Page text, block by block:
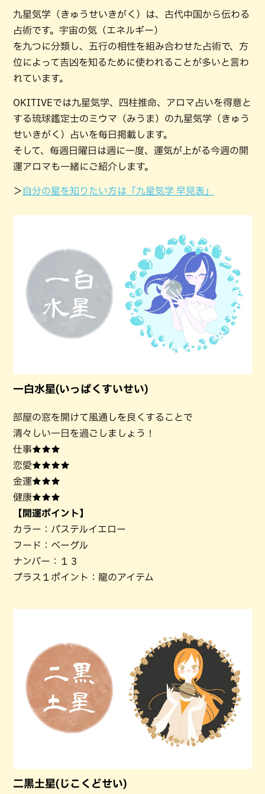
九星気学（きゅうせいきがく）は、古代中国から伝わる
占術です。宇宙の気（エネルギー）
を九つに分類し、五行の相性を組み合わせた占術で、方
位によって吉凶を知るために使われることが多いと言わ
れています。
OKITIVEでは九星気学、四柱推命、アロマ占いを得意と
する琉球鑑定士のミウマ（みうま）の九星気学（きゅう
せいきがく）占いを毎日掲載します。
そして、毎週日曜日は週に一度、運気が上がる今週の開
運アロマも一緒にご紹介します。
＞ 自分の星を知りたい方は「九星気学 早見表」
一白水星(いっぱくすいせい)
部屋の窓を開けて風通しを良くすることで
清々しい一日を過ごしましょう！
仕事★★★
恋愛★★★★
金運★★★
健康★★★
【開運ポイント】
カラー：パステルイエロー
フード：ベーグル
ナンバー：１３
プラス１ポイント：龍のアイテム
二黒土星(じこくどせい)